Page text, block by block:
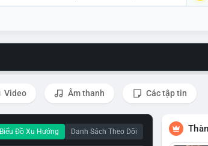
Video Âm thanh Các tập tin
Biểu Đồ Xu Hướng Danh Sách Theo Dõi